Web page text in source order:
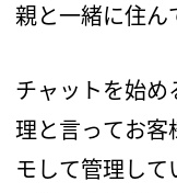
親と一緒に住ん
チャットを始
理と言ってお客
モして管理し